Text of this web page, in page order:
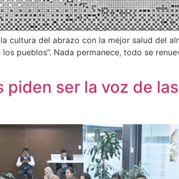
cultura del abrazo con la mejor salud del
pueblos”. Nada permanece, todo se
ser la voz de